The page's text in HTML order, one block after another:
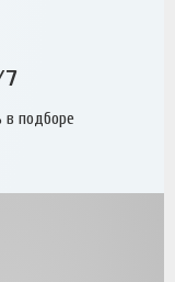
в подборе